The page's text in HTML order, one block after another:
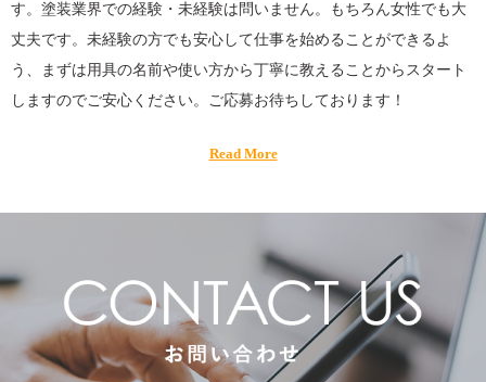
す。塗装業界での経験・未経験は問いません。もちろん女性でも大
丈夫です。未経験の方でも安心して仕事を始めることができるよ
う、まずは用具の名前や使い方から丁寧に教えることからスタート
しますのでご安心ください。ご応募お待ちしております！
Read More